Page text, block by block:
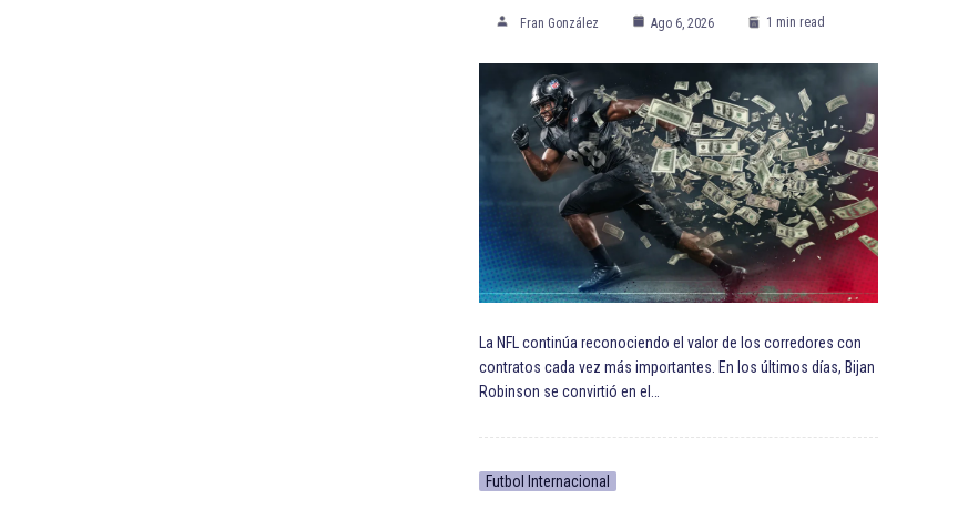
Fran González Ago 6, 2026 1 min read
La NFL continúa reconociendo el valor de los corredores con
contratos cada vez más importantes. En los últimos días, Bijan
Robinson se convirtió en el…
Futbol Internacional